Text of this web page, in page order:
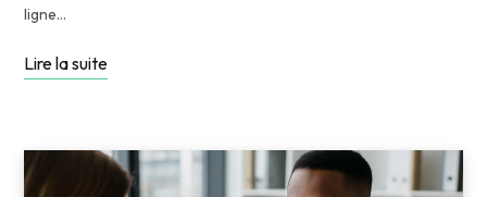
ligne…
Lire la suite